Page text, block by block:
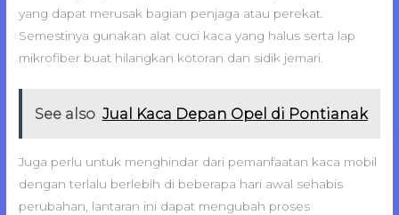
yang dapat merusak bagian penjaga atau perekat.
Semestinya gunakan alat cuci kaca yang halus serta lap
mikrofiber buat hilangkan kotoran dan sidik jemari.
See also Jual Kaca Depan Opel di Pontianak
Juga perlu untuk menghindar dari pemanfaatan kaca mobil
dengan terlalu berlebih di beberapa hari awal sehabis
perubahan, lantaran ini dapat mengubah proses